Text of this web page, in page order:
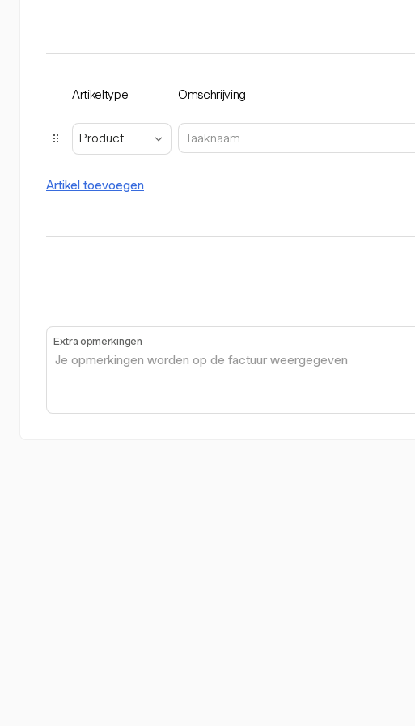
Artikeltype Omschrijving
Product
Artikel toevoegen
Extra opmerkingen